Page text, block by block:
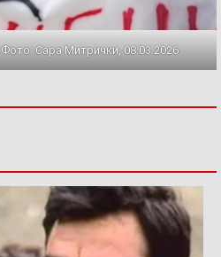
Сара Митрички, 08.03.2026